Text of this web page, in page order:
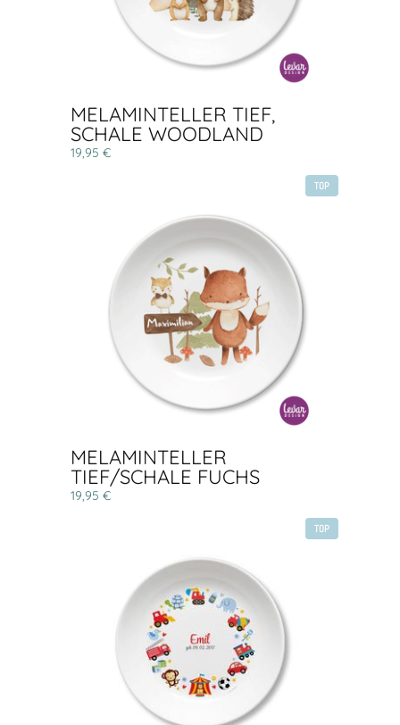
MELAMINTELLER TIEF,
SCHALE WOODLAND
19,95 €
TOP
MELAMINTELLER
TIEF/SCHALE FUCHS
19,95 €
TOP